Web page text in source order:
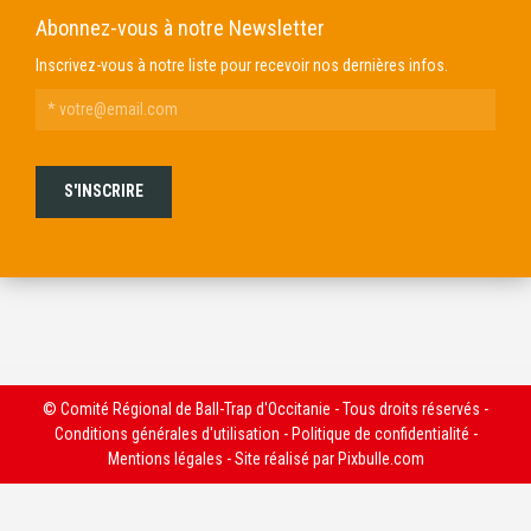
Abonnez-vous à notre Newsletter
Inscrivez-vous à notre liste pour recevoir nos dernières infos.
© Comité Régional de Ball-Trap d'Occitanie - Tous droits réservés -
Conditions générales d'utilisation - Politique de confidentialité -
Mentions légales - Site réalisé par Pixbulle.com